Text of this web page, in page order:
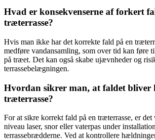
Hvad er konsekvenserne af forkert
træterrasse?
Hvis man ikke har det korrekte fald på en
medføre vandansamling, som over tid kan føre
på træet. Det kan også skabe ujævnheder og
terrassebelægningen.
Hvordan sikrer man, at faldet bliver
træterrasse?
For at sikre korrekt fald på en træterrasse, er
niveau laser, snor eller vaterpas under
terrassebrædderne. Ved at kontrollere